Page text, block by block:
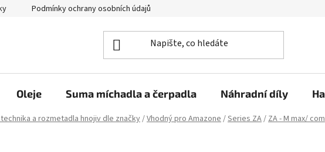
Podmínky ochrany osobních údajů
Oleje Suma míchadla a čerpadla Náhradní díly
a rozmetadla hnojiv dle značky/Vhodný pro Amazone/Series ZA/ZA - M max/